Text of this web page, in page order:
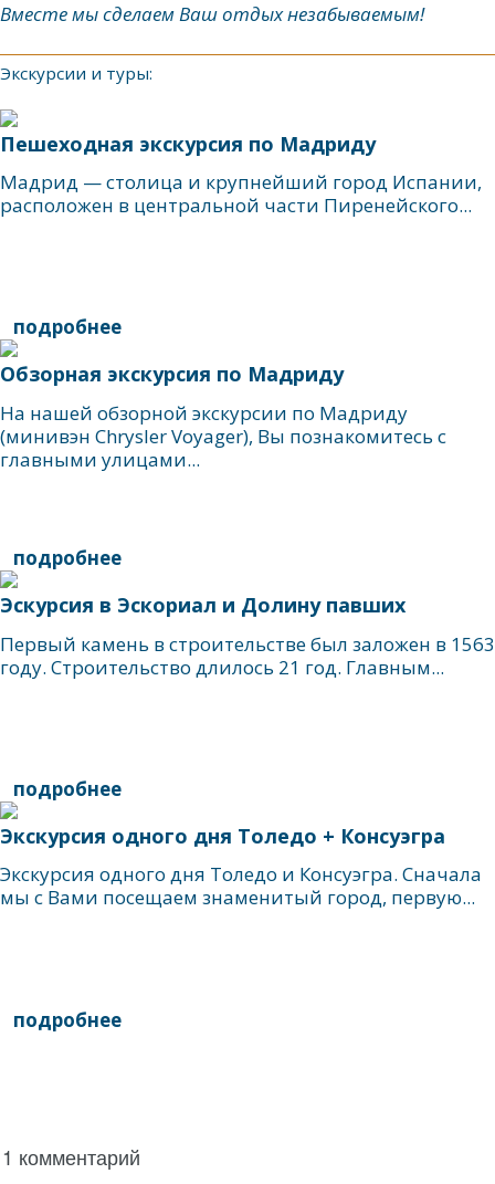
Вместе мы сделаем Ваш отдых незабываемым!
Экскурсии и туры:
Пешеходная экскурсия по Мадриду
Мадрид — столица и крупнейший город Испании,
расположен в центральной части Пиренейского...
подробнее
Обзорная экскурсия по Мадриду
На нашей обзорной экскурсии по Мадриду
(минивэн Chrysler Voyager), Вы познакомитесь с
главными улицами...
подробнее
Эскурсия в Эскориал и Долину павших
Первый камень в строительстве был заложен в 1563
году. Строительство длилось 21 год. Главным...
подробнее
Экскурсия одного дня Толедо + Консуэгра
Экскурсия одного дня Толедо и Консуэгра. Сначала
мы с Вами посещаем знаменитый город, первую...
подробнее
1 комментарий